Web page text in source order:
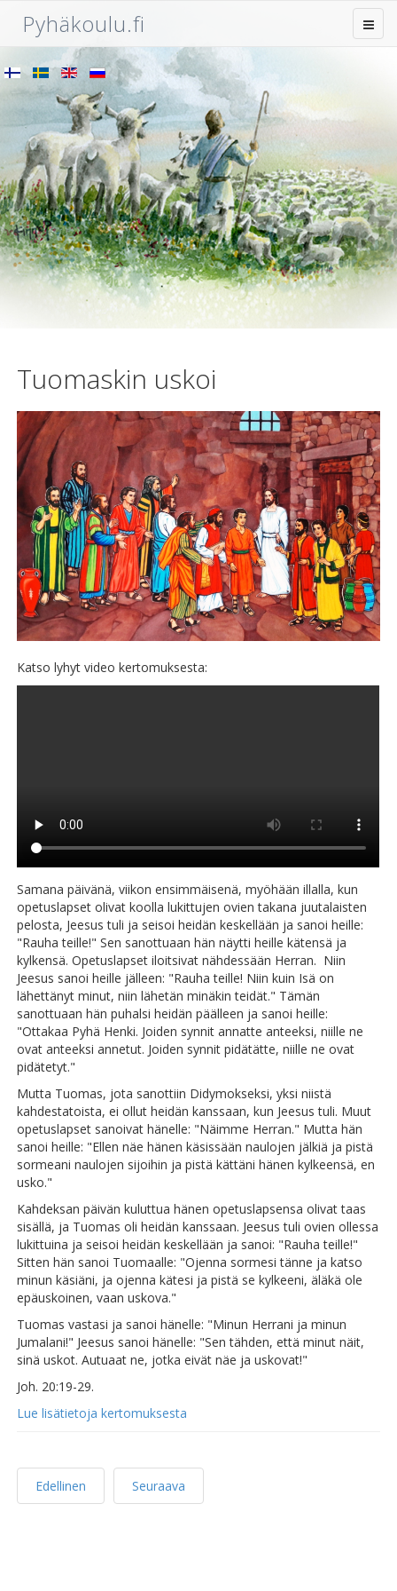
Pyhäkoulu.fi
Tuomaskin uskoi
Katso lyhyt video kertomuksesta:
Samana päivänä, viikon ensimmäisenä, myöhään illalla, kun
opetuslapset olivat koolla lukittujen ovien takana juutalaisten
pelosta, Jeesus tuli ja seisoi heidän keskellään ja sanoi heille:
"Rauha teille!" Sen sanottuaan hän näytti heille kätensä ja
kylkensä. Opetuslapset iloitsivat nähdessään Herran. Niin
Jeesus sanoi heille jälleen: "Rauha teille! Niin kuin Isä on
lähettänyt minut, niin lähetän minäkin teidät." Tämän
sanottuaan hän puhalsi heidän päälleen ja sanoi heille:
"Ottakaa Pyhä Henki. Joiden synnit annatte anteeksi, niille ne
ovat anteeksi annetut. Joiden synnit pidätätte, niille ne ovat
pidätetyt."
Mutta Tuomas, jota sanottiin Didymokseksi, yksi niistä
kahdestatoista, ei ollut heidän kanssaan, kun Jeesus tuli. Muut
opetuslapset sanoivat hänelle: "Näimme Herran." Mutta hän
sanoi heille: "Ellen näe hänen käsissään naulojen jälkiä ja pistä
sormeani naulojen sijoihin ja pistä kättäni hänen kylkeensä, en
usko."
Kahdeksan päivän kuluttua hänen opetuslapsensa olivat taas
sisällä, ja Tuomas oli heidän kanssaan. Jeesus tuli ovien ollessa
lukittuina ja seisoi heidän keskellään ja sanoi: "Rauha teille!"
Sitten hän sanoi Tuomaalle: "Ojenna sormesi tänne ja katso
minun käsiäni, ja ojenna kätesi ja pistä se kylkeeni, äläkä ole
epäuskoinen, vaan uskova."
Tuomas vastasi ja sanoi hänelle: "Minun Herrani ja minun
Jumalani!" Jeesus sanoi hänelle: "Sen tähden, että minut näit,
sinä uskot. Autuaat ne, jotka eivät näe ja uskovat!"
Joh. 20:19-29.
Lue lisätietoja kertomuksesta
Edellinen Seuraava